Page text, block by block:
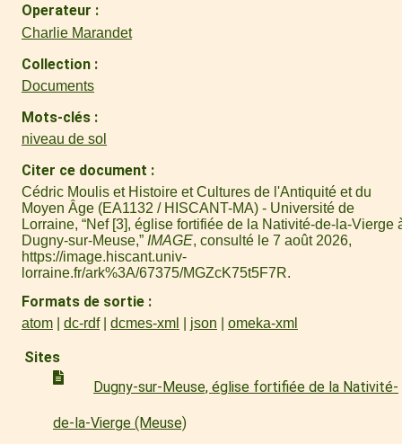
Operateur
Charlie Marandet
Collection
Documents
Mots-clés
niveau de sol
Citer ce document
Cédric Moulis et Histoire et Cultures de l'Antiquité et du
Moyen Âge (EA1132 / HISCANT-MA) - Université de
Lorraine, “Nef [3], église fortifiée de la Nativité-de-la-Vierge
Dugny-sur-Meuse,” IMAGE, consulté le 7 août 2026,
https://image.hiscant.univ-
lorraine.fr/ark%3A/67375/MGZcK75t5F7R.
Formats de sortie
atom dc-rdf dcmes-xml json omeka-xml
Sites
Dugny-sur-Meuse, église fortifiée de la Nativité-
de-la-Vierge (Meuse)